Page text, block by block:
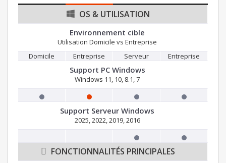
OS & UTILISATION
Environnement cible
Utilisation Domicile vs Entreprise
Domicile
Entreprise Serveur Entreprise
Support PC Windows
Windows 11, 10, 8.1, 7
Support Serveur Windows
2025, 2022, 2019, 2016
FONCTIONNALITÉS PRINCIPALES